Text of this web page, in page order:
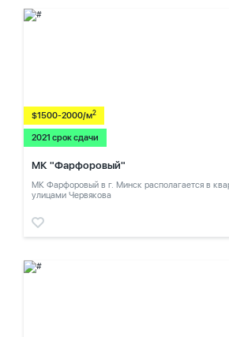
$1500-2000/м2
2021 срок сдачи
МК "Фарфоровый"
МК Фарфоровый в г. Минск располагается в
улицами Червякова